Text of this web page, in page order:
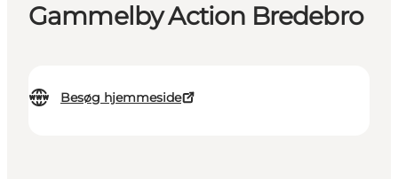
Gammelby Action Bredebro
Besøg hjemmeside